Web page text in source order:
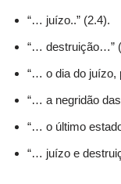
“… juízo..” (2.4).
“… destruição…”
“… o dia do juízo,
“… a negridão
“… o último
“… juízo e